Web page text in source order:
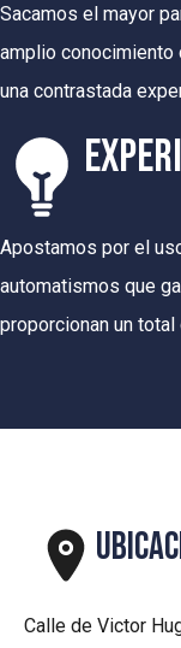
Sacamos el mayor
amplio
una contrastada
Apostamos por el
automatismos que
proporcionan un
Calle de Victor